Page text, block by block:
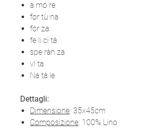
a·mó·re
for·tù·na
fòr·za
fe·li·ci·tà
spe·ràn·za
vì·ta
Na·tà·le
Dettagli:
Dimensione: 35x45cm
Composizione: 100% Lino